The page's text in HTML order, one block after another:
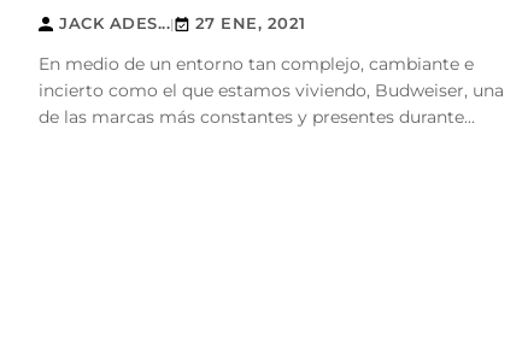
JACK ADES...| 27 ENE, 2021
En medio de un entorno tan complejo, cambiante e
incierto como el que estamos viviendo, Budweiser, una
de las marcas más constantes y presentes durante...